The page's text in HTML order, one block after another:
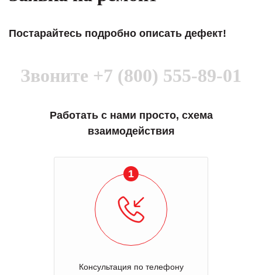
Постарайтесь подробно описать дефект!
Звоните +7 (800) 555-89-01
Работать с нами просто, схема
взаимодействия
1
Консультация по телефону